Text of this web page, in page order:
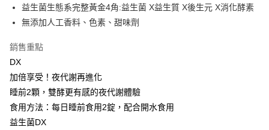
4.訂單成立30分鐘內，如未前往確認交易或遇審核未通過，訂單將自動取
消。如遇「轉專審核」未通過狀況，表示未達大哥付你分期系統評分，恕無
法說明評估內容。
1.分期款項不併入電信帳單，「大哥付你分期」於每月結算日後寄送繳費提
醒簡訊。
2.透過簡訊連結打開帳單後，可選擇「超商條碼／台灣大直營門市／銀行轉
帳／街口支付／iPASS MONEY」等通路繳費。
【注意事項】
用戶於交易時，得透過本服務購買商品或服務，並由商店將買賣／分期付款
１．簡單：不需註冊會員、不需綁卡、不需儲值。
２．便利：只要手機號碼，簡訊認證，即可結帳。
１．於結帳方式選擇「AFTEE先享後付」後，將跳轉至「AFTEE先享後付」
結帳頁面，進行簡訊認證並確認金額後，即可完成結帳。
２．訂單成立數日內，您將收到繳費通知簡訊。
３．收到繳費通知簡訊後14天內，點擊此簡訊中的連結，可透過四大超商／
ATM／網路銀行／等多元方式進行付款，方視為交易完成。
※ 請注意：結帳手續完成當下不需立刻繳費，但若您需要取消訂單，請聯絡
運送方式
每筆NT$100，滿NT$600(含以上)免運費
付款後全家取貨
每筆NT$100，滿NT$600(含以上)免運費
萊爾富取貨付款
益生菌生態系完整黃金4角:益生菌 X益生質 X後生元 X消化酵素
無添加人工香料、色素、甜味劑
銷售重點
DX
加倍享受！夜代謝再進化
睡前2顆，雙酵更有感的夜代謝體驗
食用方法：每日睡前食用2錠，配合開水食用
益生菌DX